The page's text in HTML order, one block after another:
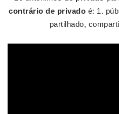
contrário de privado é: 1.
partilhado,